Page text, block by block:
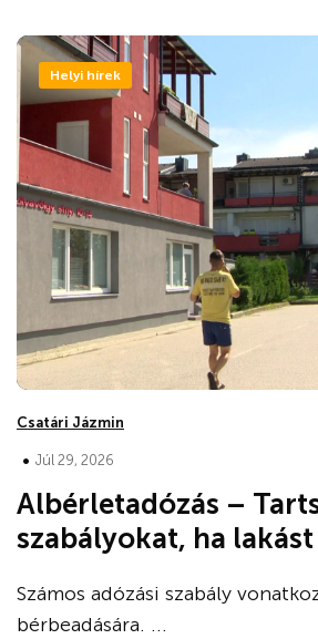
Helyi hírek
Csatári Jázmin
• Júl 29, 2026
Albérletadózás –
szabályokat, ha
Számos adózási szabály
bérbeadására. ...